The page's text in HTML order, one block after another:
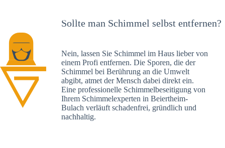
Schimmelbefall in
Sollte man Schimmel selbst entfernen?
Nein, lassen Sie Schimmel im Haus lieber von
einem Profi entfernen. Die Sporen, die der
Schimmel bei Berührung an die Umwelt
abgibt, atmet der Mensch dabei direkt ein.
Eine professionelle Schimmelbeseitigung von
Ihrem Schimmelexperten in Beiertheim-
Bulach verläuft schadenfrei, gründlich und
nachhaltig.